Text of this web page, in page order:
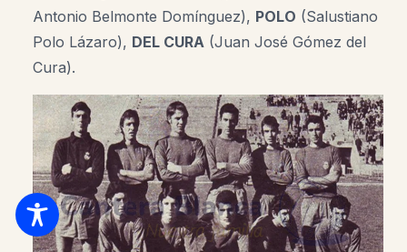
Antonio Belmonte Domínguez), POLO (Salustiano
Polo Lázaro), DEL CURA (Juan José Gómez del
Cura).